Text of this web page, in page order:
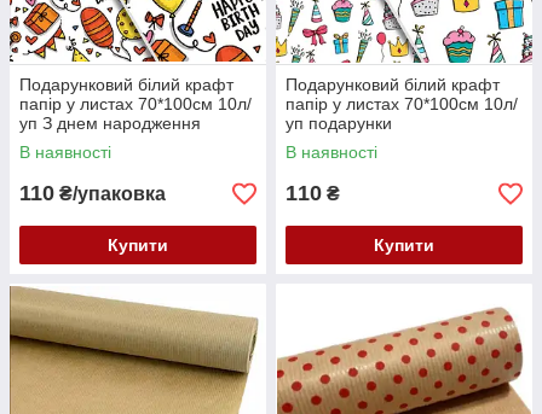
Подарунковий білий крафт
папір у листах 70*100см 10л/
уп З днем народження
В наявності
110 ₴/упаковка
Купити
Подарунковий білий крафт
папір у листах 70*100см 10л/
уп подарунки
В наявності
110 ₴
Купити